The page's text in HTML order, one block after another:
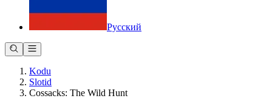
Русский
Kodu
Slotid
Cossacks: The Wild Hunt